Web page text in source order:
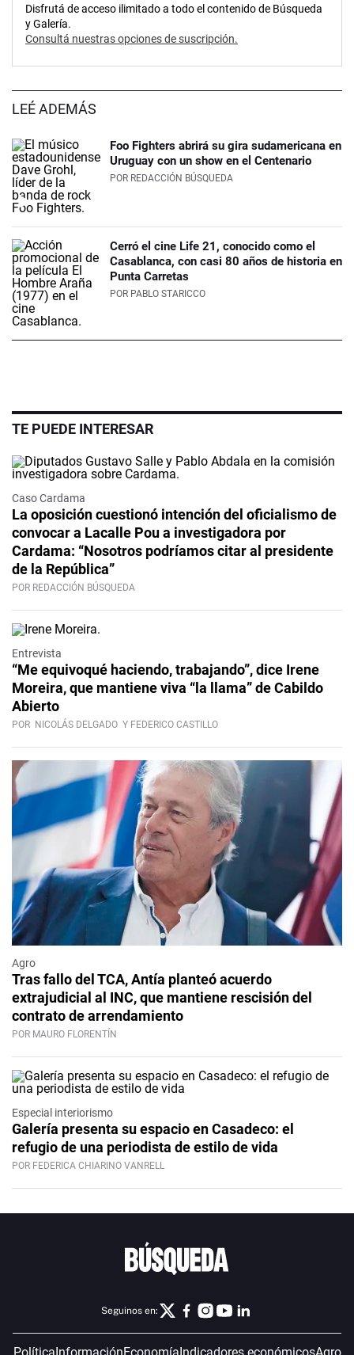
Disfrutá de acceso ilimitado a todo el contenido de Búsqueda
y Galería.
Consultá nuestras opciones de suscripción.
LEÉ ADEMÁS
Foo Fighters abrirá su gira sudamericana en
Uruguay con un show en el Centenario
POR REDACCIÓN BÚSQUEDA
Cerró el cine Life 21, conocido como el
Casablanca, con casi 80 años de historia en
Punta Carretas
POR PABLO STARICCO
TE PUEDE INTERESAR
Caso Cardama
La oposición cuestionó intención del oficialismo de
convocar a Lacalle Pou a investigadora por
Cardama: “Nosotros podríamos citar al presidente
de la República”
POR REDACCIÓN BÚSQUEDA
Video
Entrevista
“Me equivoqué haciendo, trabajando”, dice Irene
Moreira, que mantiene viva “la llama” de Cabildo
Abierto
POR NICOLÁS DELGADO Y FEDERICO CASTILLO
Agro
Tras fallo del TCA, Antía planteó acuerdo
extrajudicial al INC, que mantiene rescisión del
contrato de arrendamiento
POR MAURO FLORENTÍN
Especial interiorismo
Galería presenta su espacio en Casadeco: el
refugio de una periodista de estilo de vida
POR FEDERICA CHIARINO VANRELL
Seguinos en: